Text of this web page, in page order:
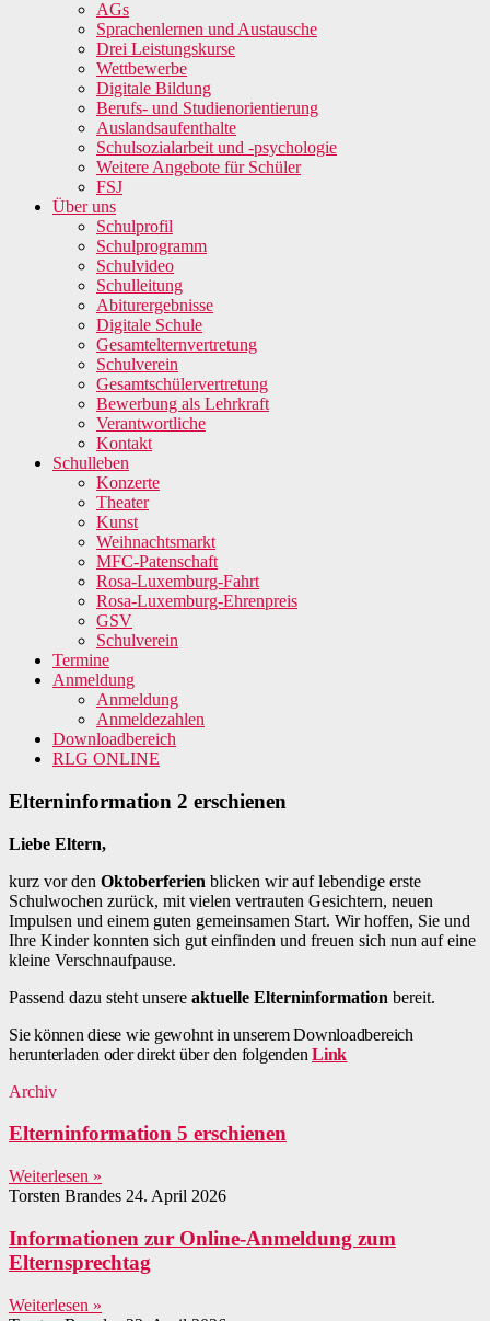
AGs
Sprachenlernen und Austausche
Drei Leistungskurse
Wettbewerbe
Digitale Bildung
Berufs- und Studienorientierung
Auslandsaufenthalte
Schulsozialarbeit und -psychologie
Weitere Angebote für Schüler
FSJ
Über uns
Schulprofil
Schulprogramm
Schulvideo
Schulleitung
Abiturergebnisse
Digitale Schule
Gesamtelternvertretung
Schulverein
Gesamtschülervertretung
Bewerbung als Lehrkraft
Verantwortliche
Kontakt
Schulleben
Konzerte
Theater
Kunst
Weihnachtsmarkt
MFC-Patenschaft
Rosa-Luxemburg-Fahrt
Rosa-Luxemburg-Ehrenpreis
GSV
Schulverein
Termine
Anmeldung
Anmeldung
Anmeldezahlen
Downloadbereich
RLG ONLINE
Elterninformation 2 erschienen
Liebe Eltern,
kurz vor den Oktoberferien blicken wir auf lebendige erste
Schulwochen zurück, mit vielen vertrauten Gesichtern, neuen
Impulsen und einem guten gemeinsamen Start. Wir hoffen, Sie und
Ihre Kinder konnten sich gut einfinden und freuen sich nun auf eine
kleine Verschnaufpause.
Passend dazu steht unsere aktuelle Elterninformation bereit.
Sie können diese wie gewohnt in unserem Downloadbereich
herunterladen oder direkt über den folgenden Link
Archiv
Elterninformation 5 erschienen
Weiterlesen »
Torsten Brandes 24. April 2026
Informationen zur Online-Anmeldung zum
Elternsprechtag
Weiterlesen »